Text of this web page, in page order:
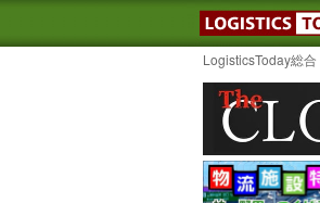
LogisticsToday総